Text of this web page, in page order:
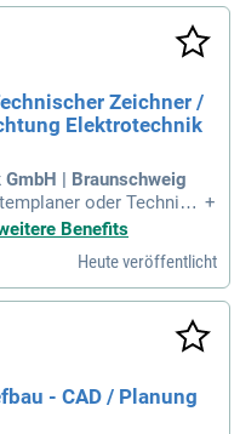
Zeichner /
Elektrotechnik
| Braunschweig
oder Technisc
Elektrotechnik für H
die Ausführungspla
Idealerweise bringst du
sind willkommen.
und bist sicher im Umga
Arbeitsvertr
Weiterbildungs
Teams mit fl
Umfeld für kreative Id
+
Benefits
Heute veröffentlicht
- CAD / Planung